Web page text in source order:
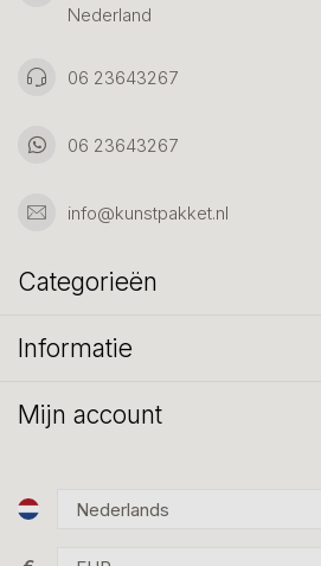
Nederland
06 23643267
06 23643267
info@kunstpakket.nl
Categorieën
Informatie
Mijn account